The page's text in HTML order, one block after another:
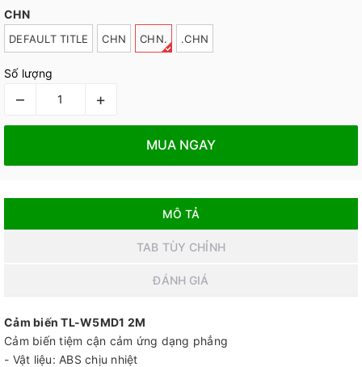
CHN
DEFAULT TITLE CHN CHN. .CHN
Số lượng
– +
MUA NGAY
MÔ TẢ
TAB TÙY CHỈNH
ĐÁNH GIÁ
Cảm biến TL-W5MD1 2M
Cảm biến tiệm cận cảm ứng dạng phẳng
- Vật liệu: ABS chịu nhiệt